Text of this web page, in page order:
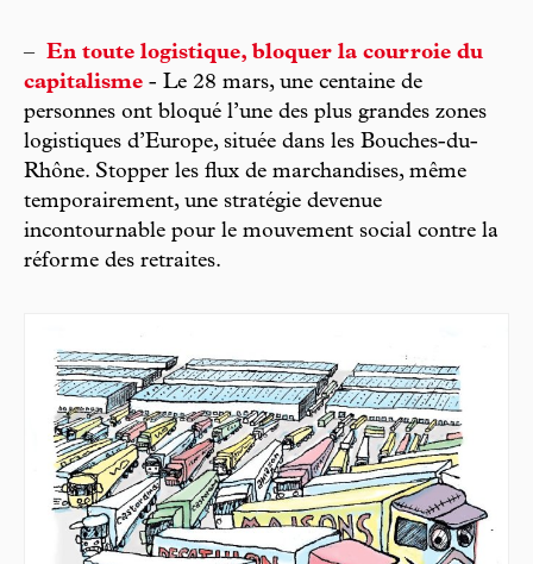
– En toute logistique, bloquer la courroie du
capitalisme - Le 28 mars, une centaine de
personnes ont bloqué l’une des plus grandes zones
logistiques d’Europe, située dans les Bouches-du-
Rhône. Stopper les flux de marchandises, même
temporairement, une stratégie devenue
incontournable pour le mouvement social contre la
réforme des retraites.